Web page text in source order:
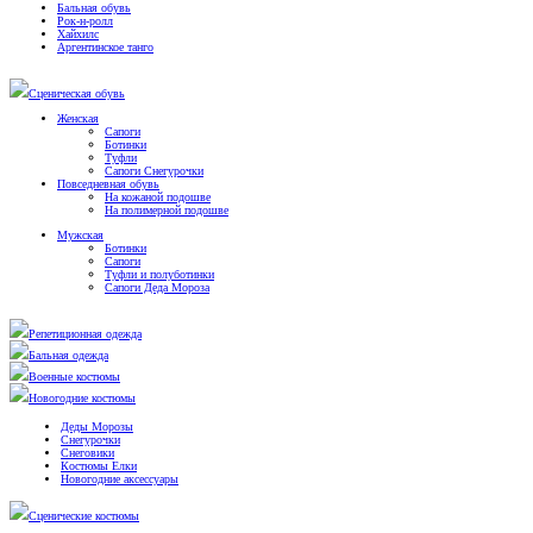
Бальная обувь
Рок-н-ролл
Хайхилс
Аргентинское танго
Сценическая обувь
Женская
Сапоги
Ботинки
Туфли
Сапоги Снегурочки
Повседневная обувь
На кожаной подошве
На полимерной подошве
Мужская
Ботинки
Сапоги
Туфли и полуботинки
Сапоги Деда Мороза
Репетиционная одежда
Бальная одежда
Военные костюмы
Новогодние костюмы
Деды Морозы
Снегурочки
Снеговики
Костюмы Елки
Новогодние аксессуары
Сценические костюмы